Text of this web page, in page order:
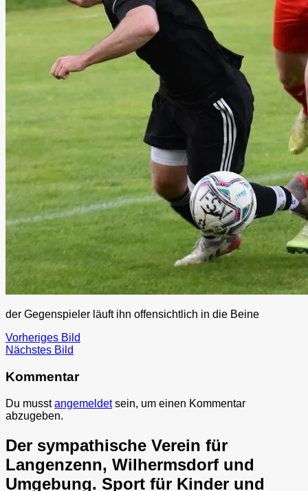
der Gegenspieler läuft ihn offensichtlich in die Beine
Vorheriges Bild
Nächstes Bild
Kommentar
Du musstangemeldetsein, um einen Kommentar
abzugeben.
Der sympathische Verein für
Langenzenn, Wilhermsdorf und
Umgebung. Sport für Kinder und